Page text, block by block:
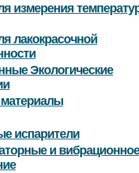
измерения
лакокрасочной
Экологические
испарители
и вибрационное